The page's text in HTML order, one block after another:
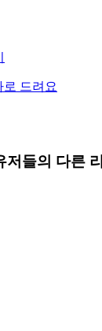
로 드려요
저들의 다른